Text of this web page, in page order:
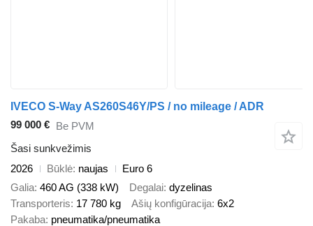
IVECO S-Way AS260S46Y/PS / no mileage / ADR
99 000 € Be PVM
Šasi sunkvežimis
2026
Būklė naujas
Euro 6
Galia 460 AG (338 kW) Degalai dyzelinas
Transporteris 17 780 kg Ašių konfigūracija 6x2
Pakaba pneumatika/pneumatika